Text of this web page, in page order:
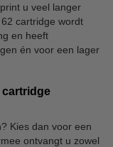
u veel langer
cartridge wordt
en heeft
én voor een lager
cartridge
Kies dan voor een
ontvangt u zowel